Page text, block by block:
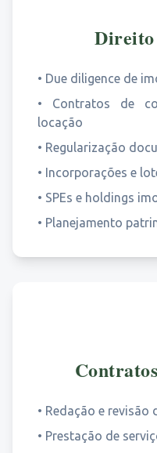
• Due diligence de
• Contratos de
locação
• Regularização
• Incorporações e
• SPEs e holdings
• Planejamento
• Redação e revisão
• Prestação de